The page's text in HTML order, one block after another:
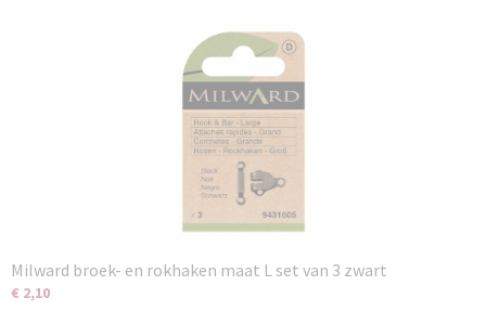
Milward broek- en rokhaken maat L set van 3 zwart
€ 2,10